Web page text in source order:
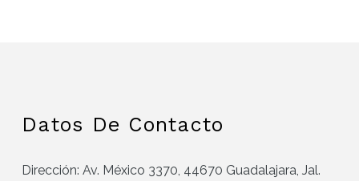
Datos De Contacto
Dirección: Av. México 3370, 44670 Guadalajara, Jal.